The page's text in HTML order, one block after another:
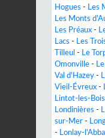
Hogues - Les
Les Monts
Les Préaux -
Lacs - Les
Tilleul - Le
Omonville -
Val d'Hazey -
Vieil-Évreux -
Lintot-les-Bois
Londinières -
sur-Mer -
- Lonlay-